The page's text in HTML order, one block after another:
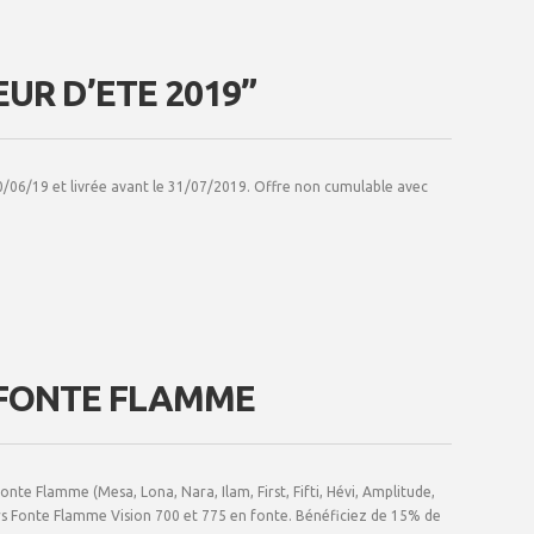
D’ETE 2019”
19 et livrée avant le 31/07/2019. Offre non cumulable avec
FLAMME
Flamme (Mesa, Lona, Nara, Ilam, First, Fifti, Hévi, Amplitude,
Fonte Flamme Vision 700 et 775 en fonte. Bénéficiez de 15% de